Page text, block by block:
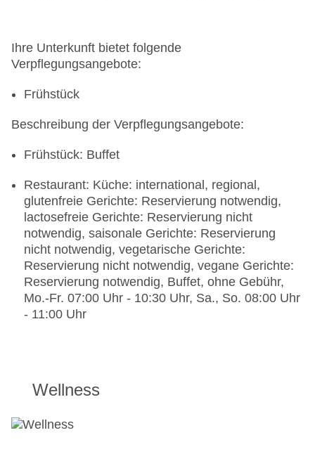
Ihre Unterkunft bietet folgende
Verpflegungsangebote:
Frühstück
Beschreibung der Verpflegungsangebote:
Frühstück: Buffet
Restaurant: Küche: international, regional,
glutenfreie Gerichte: Reservierung notwendig,
lactosefreie Gerichte: Reservierung nicht
notwendig, saisonale Gerichte: Reservierung
nicht notwendig, vegetarische Gerichte:
Reservierung nicht notwendig, vegane Gerichte:
Reservierung notwendig, Buffet, ohne Gebühr,
Mo.-Fr. 07:00 Uhr - 10:30 Uhr, Sa., So. 08:00 Uhr
- 11:00 Uhr
Wellness